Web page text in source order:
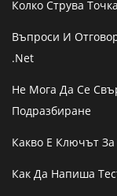
Колко Струва
Въпроси И
.net
Не Мога Да Се
Подразбиране
Какво Е Ключът
Как Да Напиша